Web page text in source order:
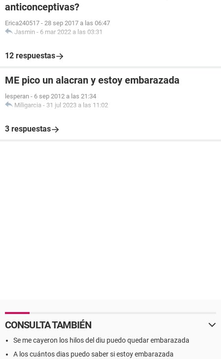
anticonceptivas?
Erica240517 - 28 sep 2017 a las 06:47
Jasmin - 6 mar 2022 a las 03:31
12 respuestas
ME pico un alacran y estoy embarazada
lesperan - 6 sep 2012 a las 21:34
Miligarcia - 31 jul 2023 a las 11:02
3 respuestas
CONSULTA TAMBIÉN
Se me cayeron los hilos del diu puedo quedar embarazada
A los cuántos dias puedo saber si estoy embarazada